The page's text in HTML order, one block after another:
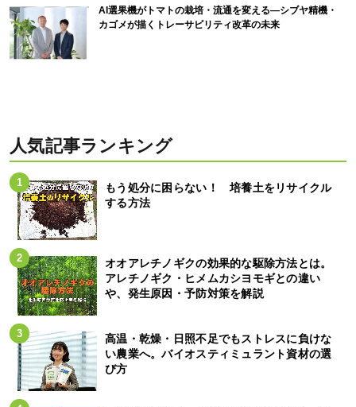
AI選果機がトマトの栽培・流通を変える―シブヤ精機・
カゴメが描くトレーサビリティ改革の未来
人気記事ランキング
もう処分に困らない！ 培養土をリサイクル
する方法
オオアレチノギクの効果的な駆除方法とは。
アレチノギク・ヒメムカシヨモギとの違い
や、発生原因・予防対策を解説
高温・乾燥・日照不足でもストレスに負けな
い農業へ。バイオスティミュラント資材の選
び方